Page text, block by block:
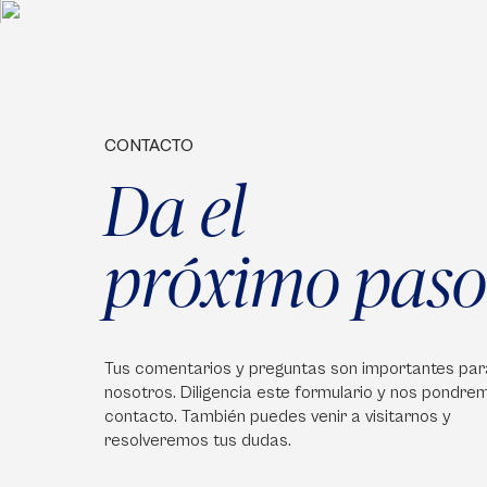
CONTACTO
Da el
próximo paso
Tus comentarios y preguntas son importantes
nosotros. Diligencia este formulario y nos
contacto. También puedes venir a visitarnos y
resolveremos tus dudas.